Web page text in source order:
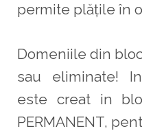
permite plățile în
Domeniile din
sau eliminate!
este creat in
PERMANENT,